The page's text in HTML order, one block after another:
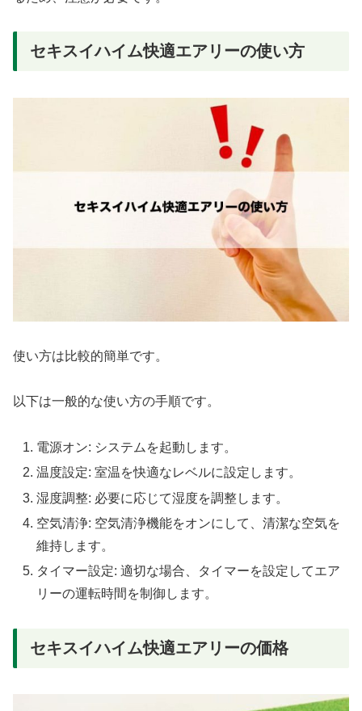
セキスイハイム快適エアリーの使い方
使い方は比較的簡単です。
以下は一般的な使い方の手順です。
電源オン: システムを起動します。
温度設定: 室温を快適なレベルに設定します。
湿度調整: 必要に応じて湿度を調整します。
空気清浄: 空気清浄機能をオンにして、清潔な空気を
維持します。
タイマー設定: 適切な場合、タイマーを設定してエア
リーの運転時間を制御します。
セキスイハイム快適エアリーの価格